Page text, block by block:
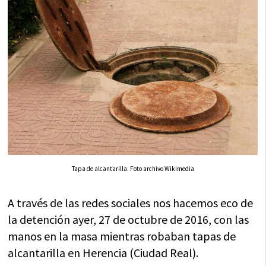
Tapa de alcantarilla. Foto archivo Wikimedia
A través de las redes sociales nos hacemos eco de
la detención ayer, 27 de octubre de 2016, con las
manos en la masa mientras robaban tapas de
alcantarilla en Herencia (Ciudad Real).